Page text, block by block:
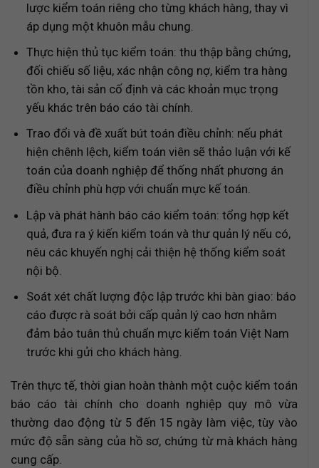
lược kiểm toán riêng cho từng khách hàng, thay vì
áp dụng một khuôn mẫu chung.
Thực hiện thủ tục kiểm toán: thu thập bằng chứng,
đối chiếu số liệu, xác nhận công nợ, kiểm tra hàng
tồn kho, tài sản cố định và các khoản mục trọng
yếu khác trên báo cáo tài chính.
Trao đổi và đề xuất bút toán điều chỉnh: nếu phát
hiện chênh lệch, kiểm toán viên sẽ thảo luận với kế
toán của doanh nghiệp để thống nhất phương án
điều chỉnh phù hợp với chuẩn mực kế toán.
Lập và phát hành báo cáo kiểm toán: tổng hợp kết
quả, đưa ra ý kiến kiểm toán và thư quản lý nếu có,
nêu các khuyến nghị cải thiện hệ thống kiểm soát
nội bộ.
Soát xét chất lượng độc lập trước khi bàn giao: báo
cáo được rà soát bởi cấp quản lý cao hơn nhằm
đảm bảo tuân thủ chuẩn mực kiểm toán Việt Nam
trước khi gửi cho khách hàng.
Trên thực tế, thời gian hoàn thành một cuộc kiểm toán
báo cáo tài chính cho doanh nghiệp quy mô vừa
thường dao động từ 5 đến 15 ngày làm việc, tùy vào
mức độ sẵn sàng của hồ sơ, chứng từ mà khách hàng
cung cấp.